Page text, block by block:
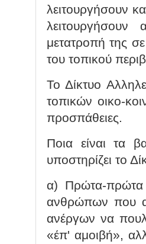
λειτουργήσουν
μετατροπή της
του τοπικού
Το Δίκτυο
τοπικών οικο-
προσπάθειες.
Ποια είναι τα
υποστηρίζει το
α) Πρώτα-πρώτα
ανθρώπων που
ανέργων να
«έπ' αμοιβή»,